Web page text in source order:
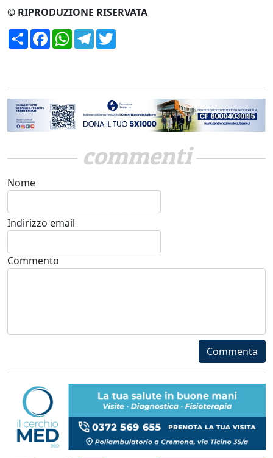
© RIPRODUZIONE RISERVATA
CondividiFacebookWhatsApp
Telegram
commenti
Nome
Indirizzo email
Commento
Commenta